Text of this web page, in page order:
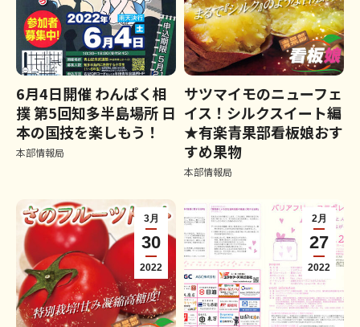
6月4日開催 わんぱく相
撲 第5回知多半島場所 日
本の国技を楽しもう！
本部情報局
サツマイモのニューフェ
イス！シルクスイート編
★有楽青果部看板娘おす
すめ果物
本部情報局
3月
30
2022
2月
27
2022